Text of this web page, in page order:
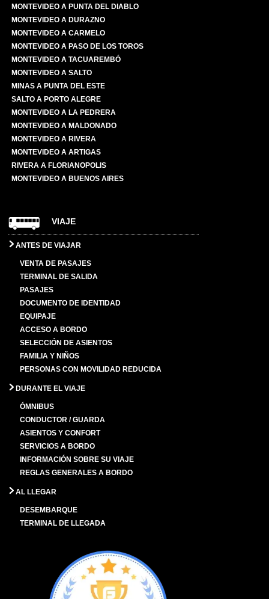
MONTEVIDEO A PUNTA DEL DIABLO
MONTEVIDEO A DURAZNO
MONTEVIDEO A CARMELO
MONTEVIDEO A PASO DE LOS TOROS
MONTEVIDEO A TACUAREMBÓ
MONTEVIDEO A SALTO
MINAS A PUNTA DEL ESTE
SALTO A PORTO ALEGRE
MONTEVIDEO A LA PEDRERA
MONTEVIDEO A MALDONADO
MONTEVIDEO A RIVERA
MONTEVIDEO A ARTIGAS
RIVERA A FLORIANOPOLIS
MONTEVIDEO A BUENOS AIRES
VIAJE
ANTES DE VIAJAR
VENTA DE PASAJES
TERMINAL DE SALIDA
PASAJES
DOCUMENTO DE IDENTIDAD
EQUIPAJE
ACCESO A BORDO
SELECCIÓN DE ASIENTOS
FAMILIA Y NIÑOS
PERSONAS CON MOVILIDAD REDUCIDA
DURANTE EL VIAJE
ÓMNIBUS
CONDUCTOR / GUARDA
ASIENTOS Y CONFORT
SERVICIOS A BORDO
INFORMACIÓN SOBRE SU VIAJE
REGLAS GENERALES A BORDO
AL LLEGAR
DESEMBARQUE
TERMINAL DE LLEGADA